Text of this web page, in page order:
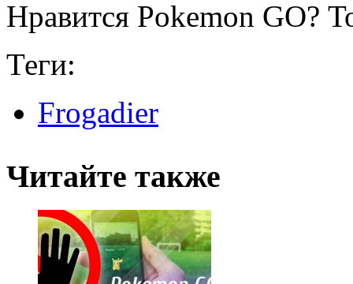
Нравится Pokemon GO?
Теги:
Frogadier
Читайте также